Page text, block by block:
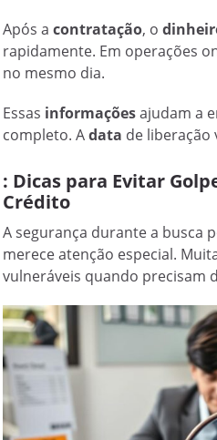
Após acontratação, o
rapidamente. Em operações
no mesmo dia.
Essas informaçõesajudam a
completo. Adata de liberação
: Dicas para Evitar
Crédito
A segurança durante a busca
merece atenção especial.
vulneráveis quando precisam